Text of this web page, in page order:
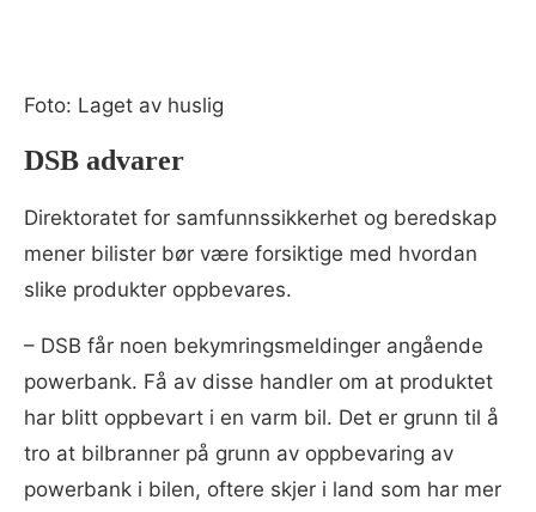
Foto: Laget av huslig
DSB advarer
Direktoratet for samfunnssikkerhet og beredskap
mener bilister bør være forsiktige med hvordan
slike produkter oppbevares.
– DSB får noen bekymringsmeldinger angående
powerbank. Få av disse handler om at produktet
har blitt oppbevart i en varm bil. Det er grunn til å
tro at bilbranner på grunn av oppbevaring av
powerbank i bilen, oftere skjer i land som har mer